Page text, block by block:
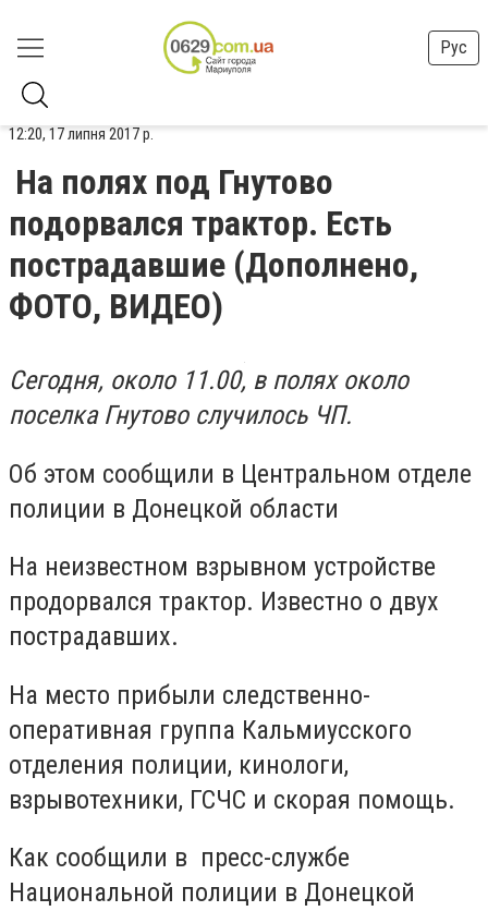
Рус
12:20, 17 липня 2017 р.
На полях под Гнутово
подорвался трактор. Есть
пострадавшие (Дополнено,
ФОТО, ВИДЕО)
Сегодня, около 11.00, в полях около
поселка Гнутово случилось ЧП.
Об этом сообщили в Центральном отделе
полиции в Донецкой области
На неизвестном взрывном устройстве
продорвался трактор. Известно о двух
пострадавших.
На место прибыли следственно-
оперативная группа Кальмиусского
отделения полиции, кинологи,
взрывотехники, ГСЧС и скорая помощь.
Как сообщили в пресс-службе
Национальной полиции в Донецкой